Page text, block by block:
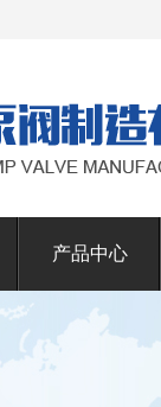
产品中心